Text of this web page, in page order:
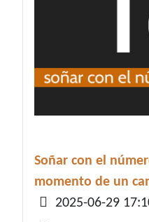
Soñar con el
momento de un
Detalles
2025-06-29